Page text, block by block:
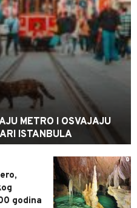
METRO I OSVAJAJU
ISTANBULA
0
godina